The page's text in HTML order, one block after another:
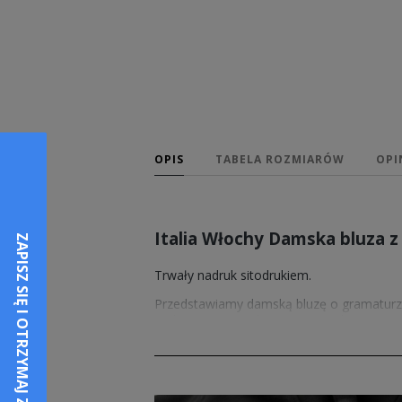
OPIS TABELA ROZMIARÓW
Italia Włochy Damska bluza
Trwały nadruk sitodrukiem.
Przedstawiamy damską bluzę o
Sprzedawane przez nas wzory